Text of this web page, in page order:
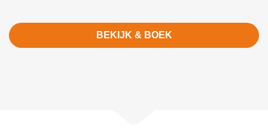
BEKIJK & BOEK